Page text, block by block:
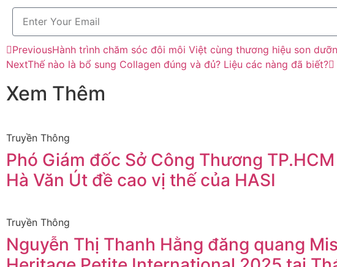
PreviousHành trình chăm sóc đôi môi Việt cùng thương hiệu son
NextThế nào là bổ sung Collagen đúng và đủ? Liệu các nàng đã biết?
Xem Thêm
Truyền Thông
Phó Giám đốc Sở Công Thương TP.HCM
Hà Văn Út đề cao vị thế của HASI
Truyền Thông
Nguyễn Thị Thanh Hằng đăng quang